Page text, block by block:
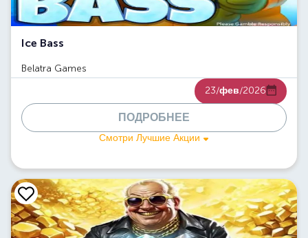
Ice Bass
Belatra Games
23/фев/2026
ПОДРОБНЕЕ
Смотри Лучшие Акции